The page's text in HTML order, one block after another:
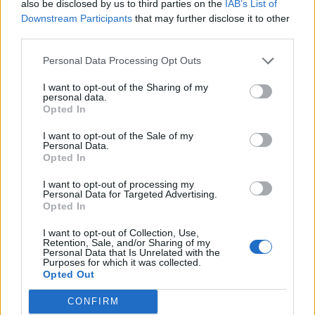
also be disclosed by us to third parties on the IAB’s List of
Downstream Participants that may further disclose it to other
Personal Data Processing Opt Outs
I want to opt-out of the Sharing of my
personal data.
Opted In
I want to opt-out of the Sale of my
Personal Data.
Opted In
I want to opt-out of processing my
Personal Data for Targeted Advertising.
Opted In
I want to opt-out of Collection, Use,
Retention, Sale, and/or Sharing of my
Personal Data that Is Unrelated with the
Purposes for which it was collected.
Opted Out
CONFIRM
Marco Barrientos
Marcela Gandara
Hillsong United
Jesús Adrián Romero